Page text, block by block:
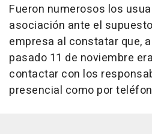
Fueron numerosos los
asociación ante el
empresa al constatar que,
pasado 11 de noviembre
contactar con los
presencial como por